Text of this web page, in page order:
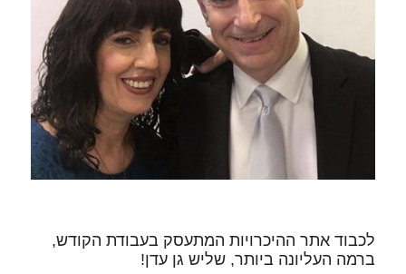
לכבוד אתר ההיכרויות המתעסק בעבודת הקודש,
ברמה העליונה ביותר, שליש גן עדן!